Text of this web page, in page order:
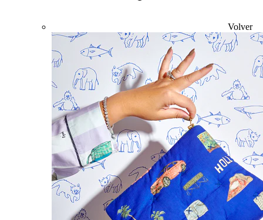
Volver